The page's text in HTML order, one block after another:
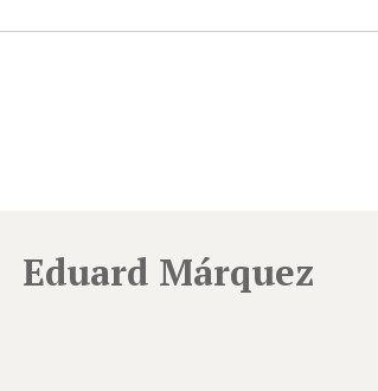
Eduard Márquez